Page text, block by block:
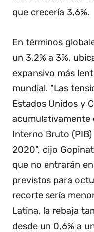
que crecería 3,6%.
En términos
un 3,2% a 3%,
expansivo más
mundial. "Las
Estados Unidos y
acumulativamente
Interno Bruto
2020", dijo
que no entrarán
previstos para
recorte sería
Latina, la rebaja
desde un 0,6% a